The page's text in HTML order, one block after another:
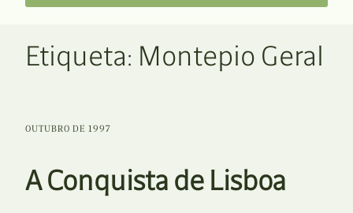
Etiqueta: Montepio Geral
OUTUBRO DE 1997
A Conquista de Lisboa